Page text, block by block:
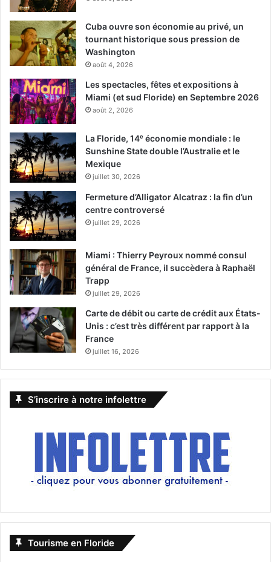
Cuba ouvre son économie au privé, un
tournant historique sous pression de
Washington
août 4, 2026
Les spectacles, fêtes et expositions à
Miami (et sud Floride) en Septembre 2026
août 2, 2026
La Floride, 14ᵉ économie mondiale : le
Sunshine State double l’Australie et le
Mexique
juillet 30, 2026
Fermeture d’Alligator Alcatraz : la fin d’un
centre controversé
juillet 29, 2026
Miami : Thierry Peyroux nommé consul
général de France, il succèdera à Raphaël
Trapp
juillet 29, 2026
Carte de débit ou carte de crédit aux États-
Unis : c’est très différent par rapport à la
France
juillet 16, 2026
S’inscrire à notre infolettre
Tourisme en Floride